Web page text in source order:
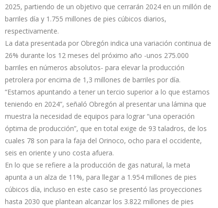
2025, partiendo de un objetivo que cerrarán 2024 en un millón de
barriles día y 1.755 millones de pies cúbicos diarios,
respectivamente.
La data presentada por Obregón indica una variación continua de
26% durante los 12 meses del próximo año -unos 275.000
barriles en números absolutos- para elevar la producción
petrolera por encima de 1,3 millones de barriles por día.
“Estamos apuntando a tener un tercio superior a lo que estamos
teniendo en 2024”, señaló Obregón al presentar una lámina que
muestra la necesidad de equipos para lograr “una operación
óptima de producción”, que en total exige de 93 taladros, de los
cuales 78 son para la faja del Orinoco, ocho para el occidente,
seis en oriente y uno costa afuera.
En lo que se refiere a la producción de gas natural, la meta
apunta a un alza de 11%, para llegar a 1.954 millones de pies
cúbicos día, incluso en este caso se presentó las proyecciones
hasta 2030 que plantean alcanzar los 3.822 millones de pies